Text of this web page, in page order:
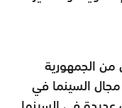
من الجمهورية
السينما في